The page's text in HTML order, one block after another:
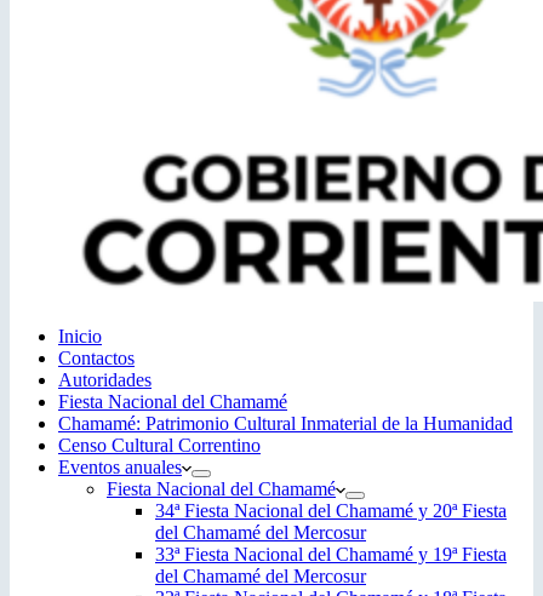
Inicio
Contactos
Autoridades
Fiesta Nacional del Chamamé
Chamamé: Patrimonio Cultural Inmaterial de la Humanidad
Censo Cultural Correntino
Eventos anuales
Fiesta Nacional del Chamamé
34ª Fiesta Nacional del Chamamé y 20ª Fiesta
del Chamamé del Mercosur
33ª Fiesta Nacional del Chamamé y 19ª Fiesta
del Chamamé del Mercosur